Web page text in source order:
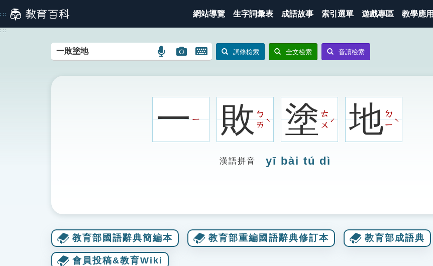
到
主
::: 網站導覽 生字詞彙表 成語故事 索引選單 遊戲專區 教學應用
:::
語
搜
圖
圖
搜
圖
開
鍵
圖
詞條檢索 全文檢索 音讀檢索
一ㄧ 敗ㄅ
ㄞ
ˋ 塗ㄊ
ㄨ
ˊ 地ㄉ
ㄧ
ˋ
漢語拼音 yī bài tú dì
教育部國語辭典簡編本 教育部重編國語辭典修訂本 教育部成語典
會員投稿&教育Wiki